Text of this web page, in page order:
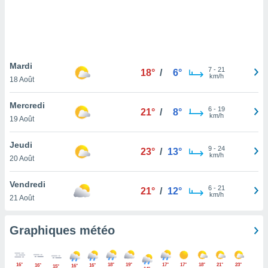
de
cas,
que
la
et que
Mardi
18 Août
18° / 6° 7- 21
km/h
Mercredi
19 Août
21° / 8° 6- 19
km/h
Jeudi
20 Août
23° / 13° 9- 24
km/h
Vendredi
21 Août
21° / 12° 6- 21
km/h
Graphiques météo
16° 16° 15° 16° 16° 18° 19° 17° 17° 18° 21° 23°